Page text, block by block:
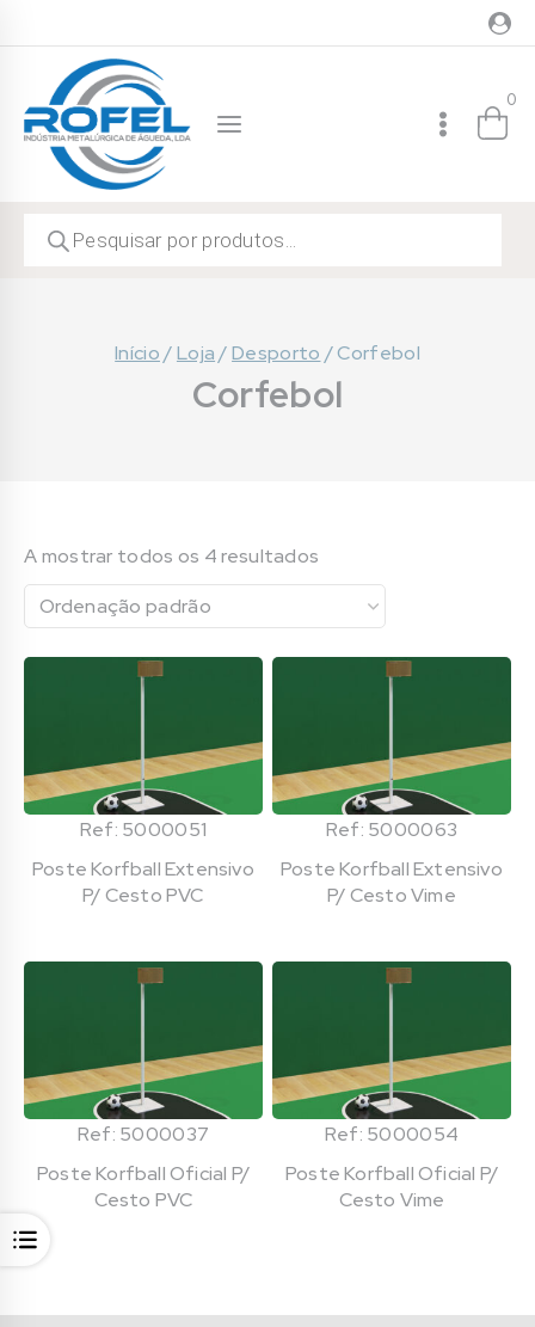
to
content
0
search
Início /Loja /Desporto /Corfebol
Corfebol
A mostrar todos os 4 resultados
Ref: 5000051
Poste Korfball Extensivo
P/ Cesto PVC
Ref: 5000063
Poste Korfball Extensivo
P/ Cesto Vime
Ref: 5000037
Poste Korfball Oficial P/
Cesto PVC
Ref: 5000054
Poste Korfball Oficial P/
Cesto Vime